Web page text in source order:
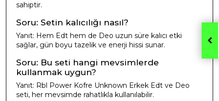
sahiptir.
Soru: Setin kalıcılığı nasıl?
Yanıt: Hem Edt hem de Deo uzun süre kalıcı etki
sağlar, gün boyu tazelik ve enerji hissi sunar.
Soru: Bu seti hangi mevsimlerde
kullanmak uygun?
Yanıt: Rbl Power Kofre Unknown Erkek Edt ve Deo
seti, her mevsimde rahatlıkla kullanılabilir.